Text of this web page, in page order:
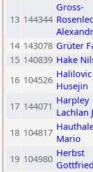
13 144344
Gross-
14 143078 Grüter
15 140839 Hake
16 104526 Halilovic
Husejin
17 144071 Harpley
Lachlan
18 104817 Mario
19 104980 Herbst
Gottfried